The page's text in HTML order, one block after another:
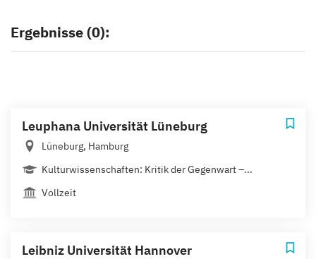
Ergebnisse (0):
Leuphana Universität Lüneburg
Lüneburg, Hamburg
Kulturwissenschaften: Kritik der Gegenwart –...
Vollzeit
Leibniz Universität Hannover